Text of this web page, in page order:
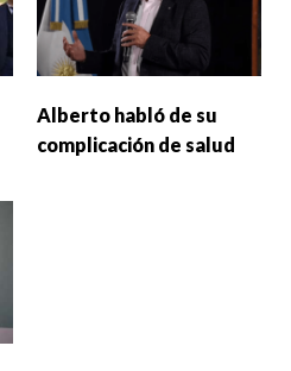
Alberto habló de su
complicación de salud